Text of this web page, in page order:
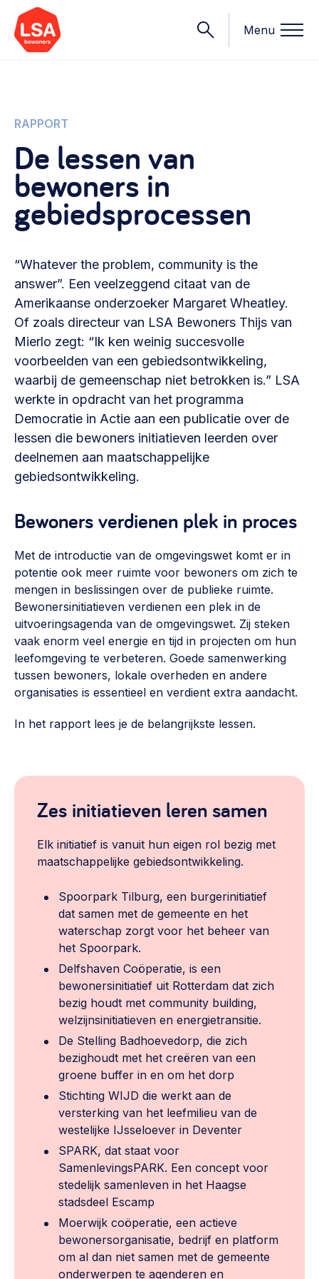
Menu
Onderwerpen
Starten van een initiatief
Rechtsvormen, positionering, organisatiemodellen >
Financiën
Organisatie en beheer
Bestuur, horeca, evenementen, verhuur en communicatie >
Vrijwilligers en medewerkers
Werving, contracten en vergoedingen, betaalde krachten
>
Eigen gebouw
Huren of kopen, maatschappelijk vastgoed,
Sociaal ondernemen
Bewonersbedrijf starten, ondernemingsplan maken >
Buurtbewoners verbinden
Community building en ABCD, welkomstcultuur >
Zorgzame gemeenschappen
Betrokken buurten, contact stimuleren, netwerken
uitbreiden >
Wijkaanpak
Werken aan de wijk, ABCD, WijkWijzer >
Weerbare gemeenschappen
Voorbereiden op crisis, noodsteunpunten,
Meebeslissen
Uitdaagrecht, gemeenschapsfondsen, lokale democratie >
Samenwerken en lokale politiek
Lobbyen, invloed uitoefenen, maatschappelijke impact >
Omgevingswet en gebiedsontwikkeling
invoering omgevingswet, participatie,
gebiedsontwikkeling>
Wat we doen
Onze leden
Contact
Nieuws
Opinie
Bijeenkomsten
Lid worden
Vraag stellen
info@lsabewoners.nl
RAPPORT
De lessen van
bewoners in
gebiedsprocessen
“Whatever the problem, community is the
answer”. Een veelzeggend citaat van de
Amerikaanse onderzoeker Margaret Wheatley.
Of zoals directeur van LSA Bewoners Thijs van
Mierlo zegt: “Ik ken weinig succesvolle
voorbeelden van een gebiedsontwikkeling,
waarbij de gemeenschap niet betrokken is.” LSA
werkte in opdracht van het programma
Democratie in Actie aan een publicatie over de
lessen die bewoners initiatieven leerden over
deelnemen aan maatschappelijke
gebiedsontwikkeling.
Bewoners verdienen plek in proces
Met de introductie van de omgevingswet komt er in
potentie ook meer ruimte voor bewoners om zich te
mengen in beslissingen over de publieke ruimte.
Bewonersinitiatieven verdienen een plek in de
uitvoeringsagenda van de omgevingswet. Zij steken
vaak enorm veel energie en tijd in projecten om hun
leefomgeving te verbeteren. Goede samenwerking
tussen bewoners, lokale overheden en andere
organisaties is essentieel en verdient extra aandacht.
In het rapport lees je de belangrijkste lessen.
Zes initiatieven leren samen
Elk initiatief is vanuit hun eigen rol bezig met
maatschappelijke gebiedsontwikkeling.
Spoorpark Tilburg, een burgerinitiatief
dat samen met de gemeente en het
waterschap zorgt voor het beheer van
het Spoorpark.
Delfshaven Coöperatie, is een
bewonersinitiatief uit Rotterdam dat zich
bezig houdt met community building,
welzijnsinitiatieven en energietransitie.
De Stelling Badhoevedorp, die zich
bezighoudt met het creëren van een
groene buffer in en om het dorp
Stichting WIJD die werkt aan de
versterking van het leefmilieu van de
westelijke IJsseloever in Deventer
SPARK, dat staat voor
SamenlevingsPARK. Een concept voor
stedelijk samenleven in het Haagse
stadsdeel Escamp
Moerwijk coöperatie, een actieve
bewonersorganisatie, bedrijf en platform
om al dan niet samen met de gemeente
onderwerpen te agenderen en